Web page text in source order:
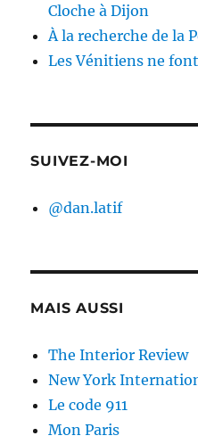
Cloche à Dijon
À la recherche de la
Les Vénitiens ne
SUIVEZ-MOI
@dan.latif
MAIS AUSSI
The Interior Review
New York
Le code 911
Mon Paris